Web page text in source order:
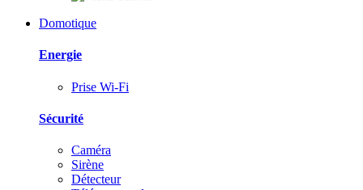
Domotique
Energie
Prise Wi-Fi
Sécurité
Caméra
Sirène
Détecteur